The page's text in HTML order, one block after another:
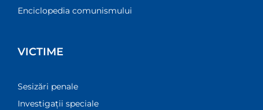
Enciclopedia comunismului
VICTIME
Sesizări penale
Investigații speciale